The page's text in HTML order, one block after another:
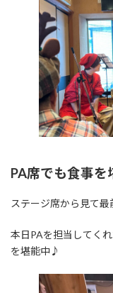
PA席でも食事
ステージ席から見て最
本日PAを担当してく
を堪能中♪